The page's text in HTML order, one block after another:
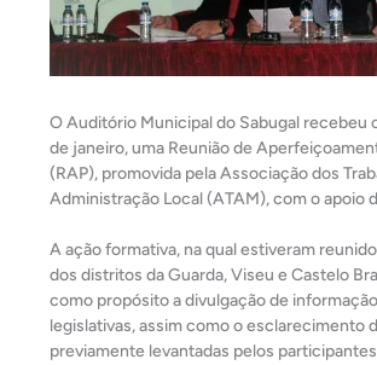
O Auditório Municipal do Sabugal recebeu
de janeiro, uma Reunião de
(RAP), promovida pela Associação dos
Administração Local (ATAM), com o apoio
A ação formativa, na qual estiveram
dos distritos da Guarda, Viseu e Castelo
como propósito a divulgação de
legislativas, assim como o esclarecimento
previamente levantadas pelos